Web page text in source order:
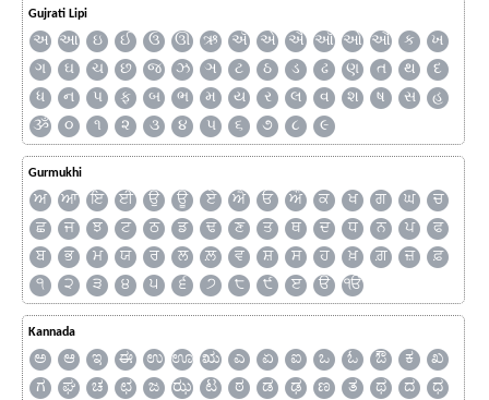
Gujrati Lipi
અ આ ઇ ઈ ઉ ઊ ઋ ઍ એ ઐ ઑ ઓ ઔ ક
ખ
ગ
ઘ ચ છ જ ઝ ઞ ટ ઠ ડ ઢ ણ ત થ
દ
ધ
ન પ ફ બ ભ મ ય ર લ વ શ ષ સ
હ
ૐ
૦ ૧ ૨ ૩ ૪ ૫ ૬ ૭ ૮ ૯
Gurmukhi
ਅ ਆ ਇ ਈ ਉ ਊ ਏ ਐ ਓ ਔ ਕ ਖ ਗ ਘ
ਚ
ਛ
ਜ ਝ ਟ ਠ ਡ ਢ ਣ ਤ ਥ ਦ ਧ ਨ ਪ
ਫ
ਬ
ਭ ਮ ਯ ਰ ਲ ਲ਼ ਵ ਸ਼ ਸ ਹ ਖ਼ ਗ਼ ਜ਼
ਫ਼
੧
੨ ੩ ੪ ੫ ੬ ੭ ੮ ੯ ੲ ੳ ੴ
Kannada
ಅ ಆ ಇ ಈ ಉ ಊ ಋ ಎ ಏ ಐ ಒ ಓ ಔ ಕ
ಖ
ಗ
ಘ ಚ ಛ ಜ ಝ ಟ ಠ ಡ ಢ ಣ ತ ಥ ದ
ಧ